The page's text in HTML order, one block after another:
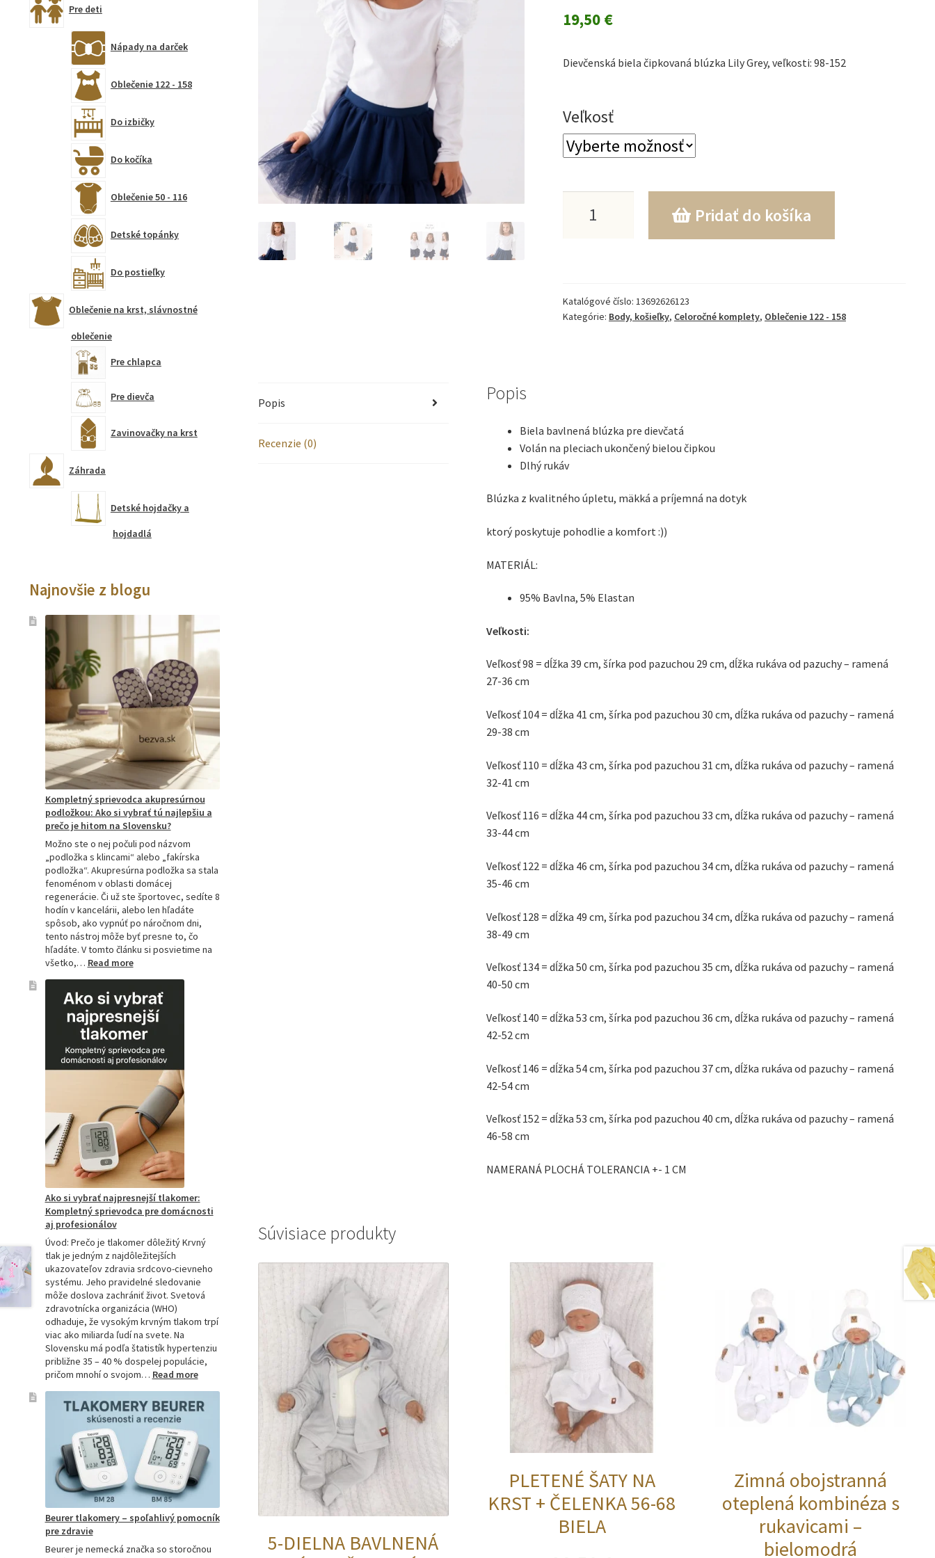
19,50 €
Dievčenská biela čipkovaná blúzka Lily Grey, veľkosti: 98-152
Veľkosť
množstvo
blúzka
152
Pridať do košíka
Katalógové číslo: 13692626123
Kategórie: Body, košieľky, Celoročné komplety, Oblečenie 122 - 158
Popis
Recenzie (0)
Popis
Biela bavlnená blúzka pre dievčatá
Volán na pleciach ukončený bielou čipkou
Dlhý rukáv
Blúzka z kvalitného úpletu, mäkká a príjemná na dotyk
ktorý poskytuje pohodlie a komfort :))
MATERIÁL:
95% Bavlna, 5% Elastan
Veľkosti:
Veľkosť 98 = dĺžka 39 cm, šírka pod pazuchou 29 cm, dĺžka rukáva od pazuchy – ramená
27-36 cm
Veľkosť 104 = dĺžka 41 cm, šírka pod pazuchou 30 cm, dĺžka rukáva od pazuchy – ramená
29-38 cm
Veľkosť 110 = dĺžka 43 cm, šírka pod pazuchou 31 cm, dĺžka rukáva od pazuchy – ramená
32-41 cm
Veľkosť 116 = dĺžka 44 cm, šírka pod pazuchou 33 cm, dĺžka rukáva od pazuchy – ramená
33-44 cm
Veľkosť 122 = dĺžka 46 cm, šírka pod pazuchou 34 cm, dĺžka rukáva od pazuchy – ramená
35-46 cm
Veľkosť 128 = dĺžka 49 cm, šírka pod pazuchou 34 cm, dĺžka rukáva od pazuchy – ramená
38-49 cm
Veľkosť 134 = dĺžka 50 cm, šírka pod pazuchou 35 cm, dĺžka rukáva od pazuchy – ramená
40-50 cm
Veľkosť 140 = dĺžka 53 cm, šírka pod pazuchou 36 cm, dĺžka rukáva od pazuchy – ramená
42-52 cm
Veľkosť 146 = dĺžka 54 cm, šírka pod pazuchou 37 cm, dĺžka rukáva od pazuchy – ramená
42-54 cm
Veľkosť 152 = dĺžka 53 cm, šírka pod pazuchou 40 cm, dĺžka rukáva od pazuchy – ramená
46-58 cm
NAMERANÁ PLOCHÁ TOLERANCIA +- 1 CM
Súvisiace produkty
5-DIELNA BAVLNENÁ
PLETENÉ ŠATY NA
KRST + ČELENKA 56-68
BIELA
Zimná obojstranná
oteplená kombinéza s
rukavicami –
bielomodrá
Pre deti
Nápady na darček
Oblečenie 122 - 158
Do izbičky
Do kočíka
Oblečenie 50 - 116
Detské topánky
Do postieľky
Oblečenie na krst, slávnostné
oblečenie
Pre chlapca
Pre dievča
Zavinovačky na krst
Záhrada
Detské hojdačky a
hojdadlá
Najnovšie z blogu
Kompletný sprievodca akupresúrnou
podložkou: Ako si vybrať tú najlepšiu a
prečo je hitom na Slovensku?
Možno ste o nej počuli pod názvom
„podložka s klincami“ alebo „fakírska
podložka“. Akupresúrna podložka sa stala
fenoménom v oblasti domácej
regenerácie. Či už ste športovec, sedíte 8
hodín v kancelárii, alebo len hľadáte
spôsob, ako vypnúť po náročnom dni,
tento nástroj môže byť presne to, čo
hľadáte. V tomto článku si posvietime na
všetko,… Read more:
akupresúrnou
podložkou:
Ako
si
vybrať
tú
najlepšiu
prečo
je
hitom
na
Slovensku?
Ako si vybrať najpresnejší tlakomer:
Kompletný sprievodca pre domácnosti
aj profesionálov
Úvod: Prečo je tlakomer dôležitý Krvný
tlak je jedným z najdôležitejších
ukazovateľov zdravia srdcovo-cievneho
systému. Jeho pravidelné sledovanie
môže doslova zachrániť život. Svetová
zdravotnícka organizácia (WHO)
odhaduje, že vysokým krvným tlakom trpí
viac ako miliarda ľudí na svete. Na
Slovensku má podľa štatistík hypertenziu
približne 35 – 40 % dospelej populácie,
pričom mnohí o svojom… Read more:
si
vybrať
tlakomer:
Kompletný
sprievodca
pre
domácnosti
aj
profesionálov
Beurer tlakomery – spoľahlivý pomocník
pre zdravie
Beurer je nemecká značka so storočnou